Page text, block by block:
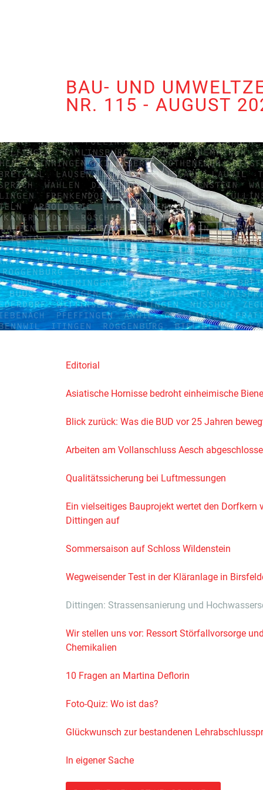
BAU- UND
NR. 115 - AUGUST
Editorial
Asiatische Hornisse bedroht einheimische
Blick zurück: Was die BUD vor 25 Jahren
Arbeiten am Vollanschluss Aesch
Qualitätssicherung bei Luftmessungen
Ein vielseitiges Bauprojekt wertet den Dorfkern
Dittingen auf
Sommersaison auf Schloss Wildenstein
Wegweisender Test in der Kläranlage in
Dittingen: Strassensanierung und
Wir stellen uns vor: Ressort Störfallvorsorge und
Chemikalien
10 Fragen an Martina Deflorin
Foto-Quiz: Wo ist das?
Glückwunsch zur bestandenen
In eigener Sache